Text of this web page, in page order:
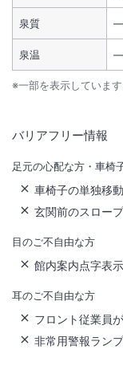
泉質 ―
泉温 ―
※一部を表示していま
バリアフリー情報
足元の心配な方・車椅
車椅子の単独移
玄関前のスロープ
目のご不自由な方
館内案内点字表示
耳のご不自由な方
フロント従業員
非常用警報ラン